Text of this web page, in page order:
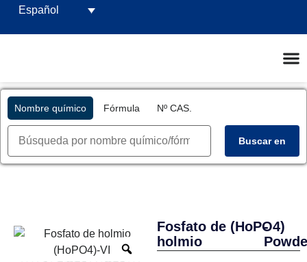
Español
Nombre químico Fórmula Nº CAS.
Buscar en
Fosfato de
holmio
(HoPO4)
-